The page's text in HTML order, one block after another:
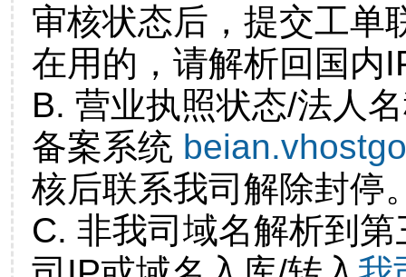
审核状态后，提交工单
在用的，请解析回国内
B. 营业执照状态/法人
备案系统
核后联系我司解除封停
C. 非我司域名解析到